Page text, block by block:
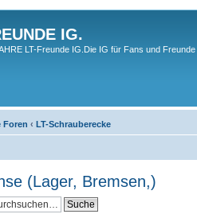
IG.
LT-Freunde IG.Die IG für Fans und
Foren ‹ LT-Schrauberecke
(Lager, Bremsen,)